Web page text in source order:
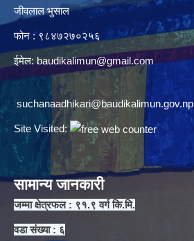
जीवलाल भुसाल
फोन : ९८४७२७०२५६
ईमेल: baudikalimun@gmail.com
suchanaadhikari@baudikalimun.gov.np
Site Visited:
सामान्य जानकारी
जम्मा क्षेत्रफल : ९१.९ वर्ग कि.मि.
वडा संख्या : ६